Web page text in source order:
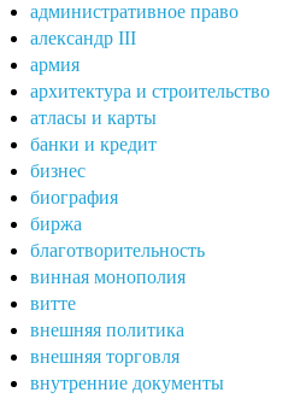
административное право
александр III
армия
архитектура и строительство
атласы и карты
банки и кредит
бизнес
биография
биржа
благотворительность
винная монополия
витте
внешняя политика
внешняя торговля
внутренние документы